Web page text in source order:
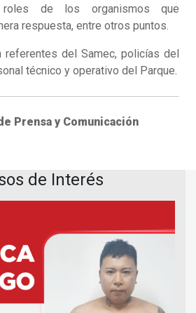
roles de los organismos que
respuesta, entre otros puntos.
referentes del Samec, policías del
técnico y operativo del Parque.
Prensa y Comunicación
de Interés